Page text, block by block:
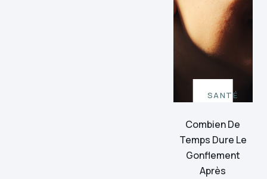
SANTÉ
Combien De
Temps Dure Le
Gonflement
Après